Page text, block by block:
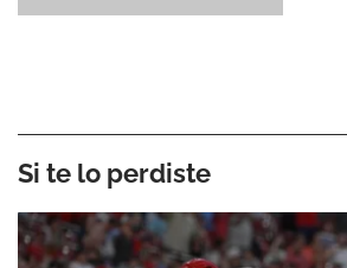
Si te lo perdiste